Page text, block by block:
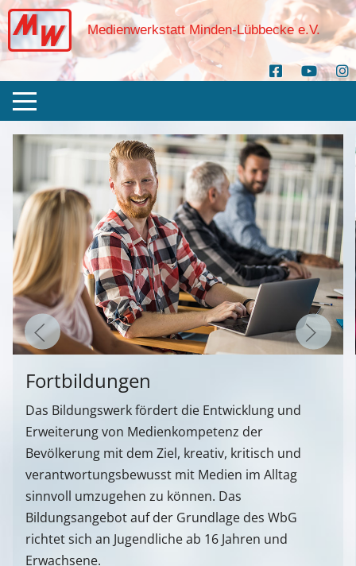
Medienwerkstatt Minden-Lübbecke e.V.
Fortbildungen
Das Bildungswerk fördert die Entwicklung und
Erweiterung von Medienkompetenz der
Bevölkerung mit dem Ziel, kreativ, kritisch und
verantwortungsbewusst mit Medien im Alltag
sinnvoll umzugehen zu können. Das
Bildungsangebot auf der Grundlage des WbG
richtet sich an Jugendliche ab 16 Jahren und
Erwachsene.